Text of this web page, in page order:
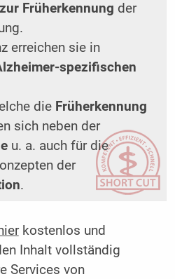
Früherkennung der
erreichen sie in
spezifischen
die Früherkennung
sich neben der
u. a. auch für die
der
.
hierkostenlos und
Inhalt vollständig
Services von